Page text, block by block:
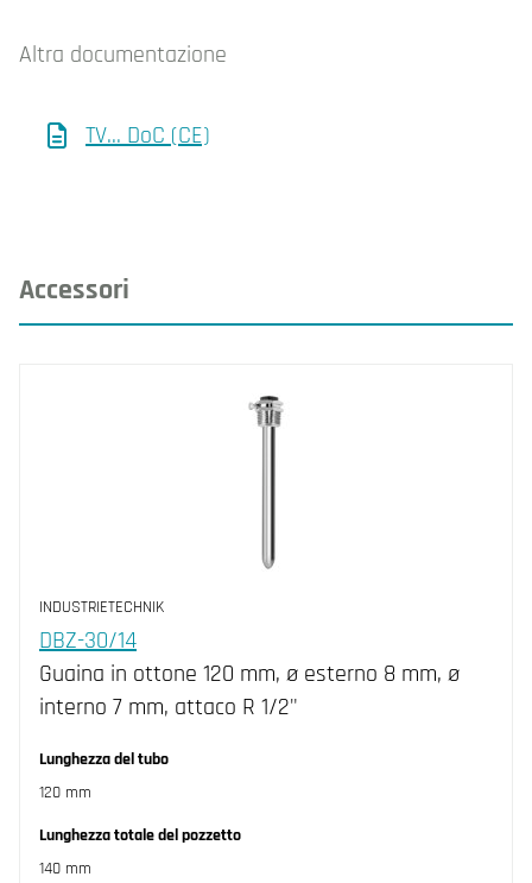
Altra documentazione
TV... DoC (CE)
Accessori
INDUSTRIETECHNIK
DBZ-30/14
Guaina in ottone 120 mm, ø esterno 8 mm, ø
interno 7 mm, attaco R 1/2"
Lunghezza del tubo
120 mm
Lunghezza totale del pozzetto
140 mm